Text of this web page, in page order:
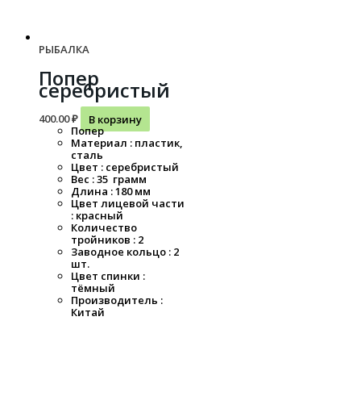
РЫБАЛКА
Попер
серебристый
400.00₽
В корзину
Попер
Материал : пластик,
сталь
Цвет : серебристый
Вес : 35 грамм
Длина : 180 мм
Цвет лицевой части
: красный
Количество
тройников : 2
Заводное кольцо : 2
шт.
Цвет спинки :
тёмный
Производитель :
Китай